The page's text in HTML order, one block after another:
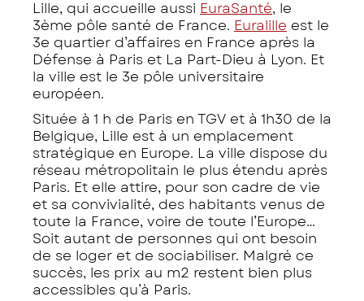
Lille, qui accueille aussi EuraSanté, le
3ème pôle santé de France. Euralille est le
3e quartier d’affaires en France après la
Défense à Paris et La Part-Dieu à Lyon. Et
la ville est le 3e pôle universitaire
européen.
Située à 1 h de Paris en TGV et à 1h30 de la
Belgique, Lille est à un emplacement
stratégique en Europe. La ville dispose du
réseau métropolitain le plus étendu après
Paris. Et elle attire, pour son cadre de vie
et sa convivialité, des habitants venus de
toute la France, voire de toute l’Europe…
Soit autant de personnes qui ont besoin
de se loger et de sociabiliser. Malgré ce
succès, les prix au m2 restent bien plus
accessibles qu’à Paris.